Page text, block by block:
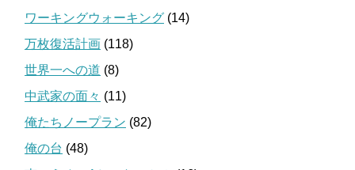
ワーキングウォーキング (14)
万枚復活計画 (118)
世界一への道 (8)
中武家の面々 (11)
俺たちノープラン (82)
俺の台 (48)